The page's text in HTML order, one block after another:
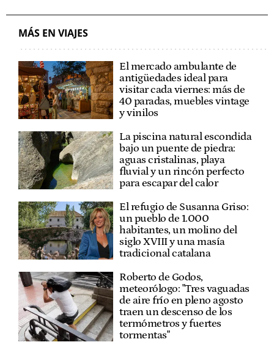
MÁS EN VIAJES
El mercado ambulante de
antigüedades ideal para
visitar cada viernes: más de
40 paradas, muebles vintage
y vinilos
La piscina natural escondida
bajo un puente de piedra:
aguas cristalinas, playa
fluvial y un rincón perfecto
para escapar del calor
El refugio de Susanna Griso:
un pueblo de 1.000
habitantes, un molino del
siglo XVIII y una masía
tradicional catalana
Roberto de Godos,
meteorólogo: "Tres vaguadas
de aire frío en pleno agosto
traen un descenso de los
termómetros y fuertes
tormentas"